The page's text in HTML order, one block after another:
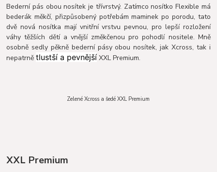
Bederní pás obou nosítek je třívrstvý. Zatímco nosítko Flexible má
bederák měkčí, přizpůsobený potřebám maminek po porodu, tato
dvě nová nosítka mají vnitřní vrstvu pevnou, pro lepší rozložení
váhy těžších dětí a vnější změkčenou pro pohodlí nositele. Mně
osobně sedly pěkně bederní pásy obou nosítek, jak Xcross, tak i
nepatrnětlustší a pevnější XXL Premium.
Zelené Xcross a šedé XXL Premium
XXL Premium